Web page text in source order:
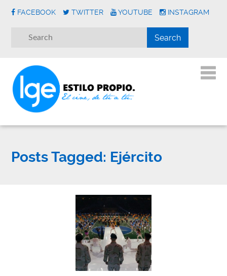
FACEBOOK TWITTER YOUTUBE INSTAGRAM
Posts Tagged: Ejército